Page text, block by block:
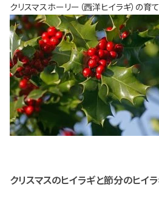
クリスマスホーリー（西洋ヒイラギ）の
クリスマスのヒイラギと節分のヒイ